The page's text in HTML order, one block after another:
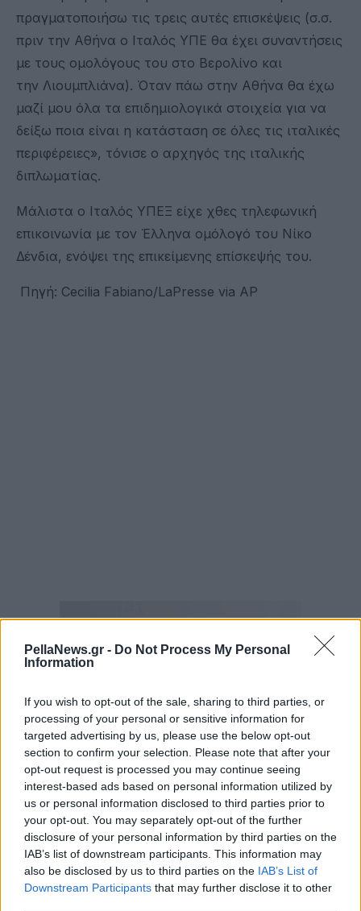
PellaNews.gr - Do Not Process My Personal
Information
If you wish to opt-out of the sale, sharing to third parties, or
processing of your personal or sensitive information for
targeted advertising by us, please use the below opt-out
section to confirm your selection. Please note that after your
opt-out request is processed you may continue seeing
interest-based ads based on personal information utilized by
us or personal information disclosed to third parties prior to
your opt-out. You may separately opt-out of the further
disclosure of your personal information by third parties on the
IAB’s list of downstream participants. This information may
also be disclosed by us to third parties on the IAB’s List of
Downstream Participants that may further disclose it to other
πραγματοποιήσω τις τρεις αυτές επισκέψεις (σ.σ.
πριν την Αθήνα ο Ιταλός ΥΠΕ θα έχει συναντήσεις
με τους ομολόγους του στο Βερολίνο και
την Λιουμπλιάνα). Όταν πάω στην Αθήνα θα έχω
μαζί μου όλα τα επιδημιολογικά στοιχεία για να
δείξω ποια είναι η κατάσταση σε όλες τις ιταλικές
περιφέρειες», τόνισε ο αρχηγός της ιταλικής
διπλωματίας.
Μάλιστα ο Ιταλός ΥΠΕΞ είχε χθες τηλεφωνική
επικοινωνία με τον Έλληνα ομόλογό του Νίκο
Δένδια, ενόψει της επικείμενης επίσκεψής του.
Πηγή: Cecilia Fabiano/LaPresse via AP